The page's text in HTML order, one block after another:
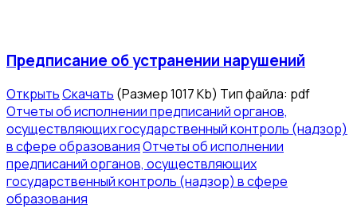
Предписание об устранении нарушений
ОткрытьСкачать (Размер 1017 Kb) Тип файла: pdf
Отчеты об исполнении предписаний органов,
осуществляющих государственный контроль (надзор)
в сфере образованияОтчеты об исполнении
предписаний органов, осуществляющих
государственный контроль (надзор) в сфере
образования